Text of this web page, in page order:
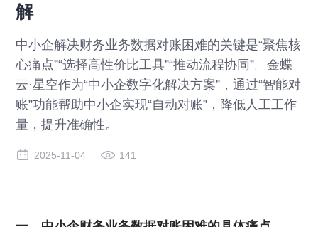
解
中小企解决财务业务数据对账困难的关键是“聚焦核
心痛点”“选择高性价比工具”“推动流程协同”。金蝶
云·星空作为“中小企数字化解决方案”，通过“智能对
账”功能帮助中小企实现“自动对账”，降低人工工作
量，提升准确性。
2025-11-04 141